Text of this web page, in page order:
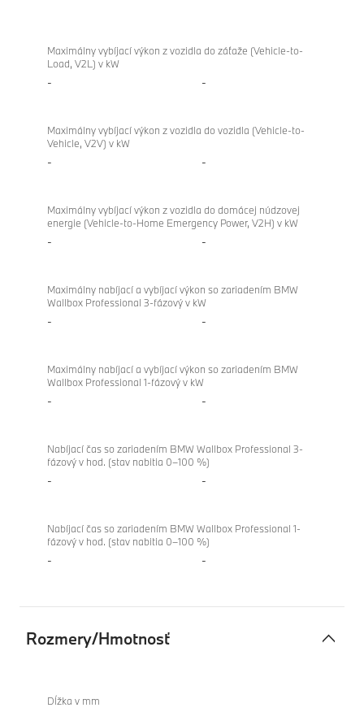
nabíjanie
XM
Label
Maximálny vybíjací výkon z vozidla do záťaže (Vehicle-to-
Load, V2L) v kW
- -
Maximálny vybíjací výkon z vozidla do vozidla (Vehicle-to-
Vehicle, V2V) v kW
- -
Maximálny vybíjací výkon z vozidla do domácej núdzovej
energie (Vehicle-to-Home Emergency Power, V2H) v kW
- -
Maximálny nabíjací a vybíjací výkon so zariadením BMW
Wallbox Professional 3-fázový v kW
- -
Maximálny nabíjací a vybíjací výkon so zariadením BMW
Wallbox Professional 1-fázový v kW
- -
Nabíjací čas so zariadením BMW Wallbox Professional 3-
fázový v hod. (stav nabitia 0–100 %)
- -
Nabíjací čas so zariadením BMW Wallbox Professional 1-
fázový v hod. (stav nabitia 0–100 %)
- -
Rozmery/Hmotnosť
XM
Dĺžka v mm